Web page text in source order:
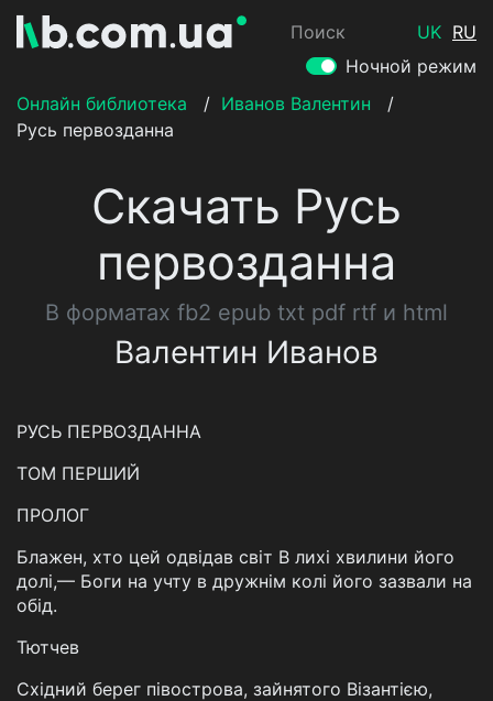
Поиск UK RU
Ночной режим
Онлайн библиотека
/ Иванов Валентин
/
Русь первозданна
Скачать Русь
первозданна
В форматах fb2 epub txt pdf rtf и html
Валентин Иванов
РУСЬ ПЕРВОЗДАННА
ТОМ ПЕРШИЙ
ПРОЛОГ
Блажен, хто цей одвідав світ В лихі хвилини його
долі,— Боги на учту в дружнім колі його зазвали на
обід.
Тютчев
Східний берег півострова, зайнятого Візантією,